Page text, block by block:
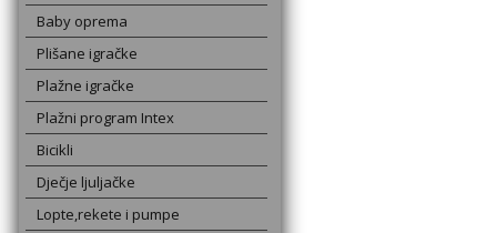
Baby oprema
Plišane igračke
Plažne igračke
Plažni program Intex
Bicikli
Dječje ljuljačke
Lopte,rekete i pumpe